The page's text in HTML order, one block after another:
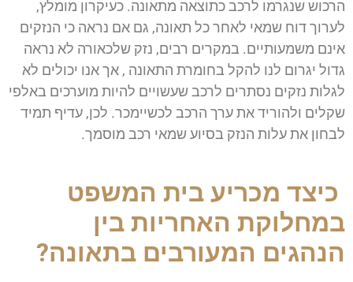
הרכוש שנגרמו לרכב כתוצאה מתאונה. כעיקרון מומלץ,
לערוך דוח שמאי לאחר כל תאונה, גם אם נראה כי הנזקים
אינם משמעותיים. במקרים רבים, נזק שלכאורה לא נראה
גדול יגרום לנו להקל בחומרת התאונה , אך אנו יכולים לא
לגלות נזקים נסתרים לרכב שעשויים להיות מוערכים באלפי
שקלים ולהוריד את ערך הרכב לכשיימכר. לכן, עדיף תמיד
לבחון את עלות הנזק בסיוע שמאי רכב מוסמך.
כיצד מכריע בית המשפט
במחלוקת האחריות בין
הנהגים המעורבים בתאונה?